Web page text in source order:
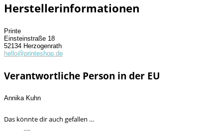
Herstellerinformationen
Printe
Einsteinstraße 18
52134 Herzogenrath
hello@printeshop.de
Verantwortliche Person in der EU
Annika Kuhn
Das könnte dir auch gefallen …